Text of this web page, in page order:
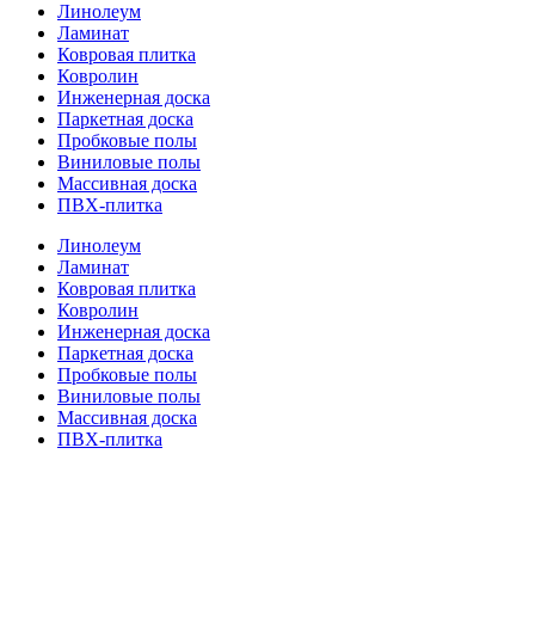
Линолеум
Ламинат
Ковровая плитка
Ковролин
Инженерная доска
Паркетная доска
Пробковые полы
Виниловые полы
Массивная доска
ПВХ-плитка
Линолеум
Ламинат
Ковровая плитка
Ковролин
Инженерная доска
Паркетная доска
Пробковые полы
Виниловые полы
Массивная доска
ПВХ-плитка